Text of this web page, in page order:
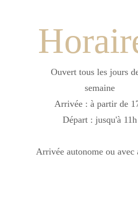
Ouvert tous les jours
semaine
Arrivée : à partir de
Départ : jusqu'à 11h
Arrivée autonome ou avec